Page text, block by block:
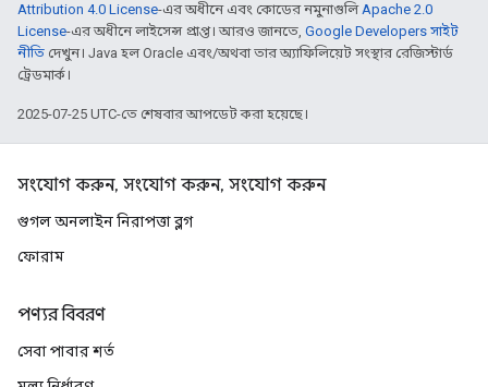
Attribution 4.0 License-এর অধীনে এবং কোডের নমুনাগুলিApache 2.0
License-এর অধীনে লাইসেন্স প্রাপ্ত। আরও জানতে, Google Developers সাইট
নীতি দেখুন। Java হল Oracle এবং/অথবা তার অ্যাফিলিয়েট সংস্থার রেজিস্টার্ড
ট্রেডমার্ক।
2025-07-25 UTC-তে শেষবার আপডেট করা হয়েছে।
সংযোগ করুন, সংযোগ করুন, সংযোগ করুন
গুগল অনলাইন নিরাপত্তা ব্লগ
ফোরাম
পণ্যর বিবরণ
সেবা পাবার শর্ত